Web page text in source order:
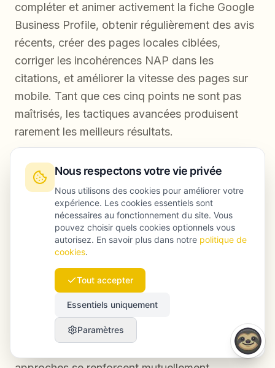
compléter et animer activement la fiche Google
Business Profile, obtenir régulièrement des avis
récents, créer des pages locales ciblées,
corriger les incohérences NAP dans les
citations, et améliorer la vitesse des pages sur
mobile. Tant que ces cinq points ne sont pas
maîtrisés, les tactiques avancées produisent
rarement les meilleurs résultats.
Qu’est-ce qui remplace le SEO pour la
recherche locale à La Haye ?
Rien ne remplace réellement le SEO local. Des
moteurs de réponse fondés sur l’AI, comme
espaces de visibilité en plus de Google, mais ils
reposent sur les mêmes signaux d’autorité. Une
entreprise qui investit dans des bases solides de
SEO local est mieux placée pour gagner en
Nous respectons votre vie privée
Nous utilisons des cookies pour améliorer votre
expérience. Les cookies essentiels sont
nécessaires au fonctionnement du site. Vous
pouvez choisir quels cookies optionnels vous
autorisez. En savoir plus dans notre politique de
cookies.
Tout accepter
Essentiels uniquement
Paramètres